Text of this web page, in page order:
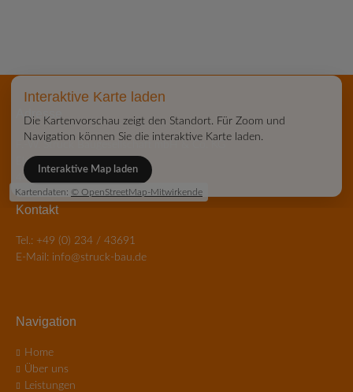
Interaktive Karte laden
Die Kartenvorschau zeigt den Standort. Für Zoom und
Navigation können Sie die interaktive Karte laden.
Interaktive Map laden
Kartendaten: © OpenStreetMap-Mitwirkende
Adresse
F.-W. Struck Baugesellschaft mbH & Co. KG
Elsa-Brändström-Straße 35
44795 Bochum
Kontakt
Tel.: +49 (0) 234 / 43691
E-Mail: info@struck-bau.de
Navigation
Navigation
überspringen
Home
Über uns
Leistungen